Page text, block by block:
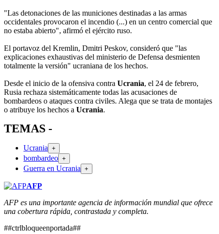
"Las detonaciones de las municiones destinadas a las armas
occidentales provocaron el incendio (...) en un centro comercial que
no estaba abierto", afirmó el ejército ruso.
El portavoz del Kremlin, Dmitri Peskov, consideró que "las
explicaciones exhaustivas del ministerio de Defensa desmienten
totalmente la versión" ucraniana de los hechos.
Desde el inicio de la ofensiva contra Ucrania, el 24 de febrero,
Rusia rechaza sistemáticamente todas las acusaciones de
bombardeos o ataques contra civiles. Alega que se trata de montajes
o atribuye los hechos a Ucrania.
TEMAS -
Ucrania +
bombardeo +
Guerra en Ucrania +
AFP
AFP es una importante agencia de información mundial que ofrece
una cobertura rápida, contrastada y completa.
##ctrlbloqueenportada##